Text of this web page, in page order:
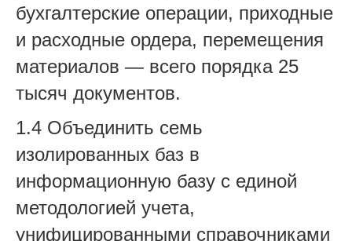
бухгалтерские операции, приходные
и расходные ордера, перемещения
материалов — всего порядка 25
тысяч документов.
1.4 Объединить семь
изолированных баз в
информационную базу с единой
методологией учета,
унифицированными справочниками